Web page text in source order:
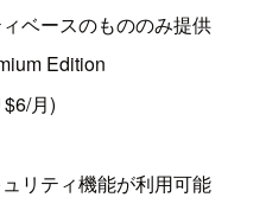
ベースのもののみ提供
Edition
月)
リティ機能が利用可能